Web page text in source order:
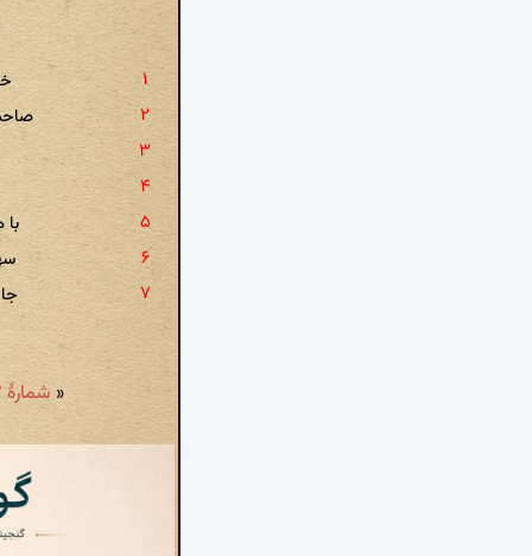
« شمارهٔ ۱۸۳: لطیفست آن پری آن به که از مردم نهان آید